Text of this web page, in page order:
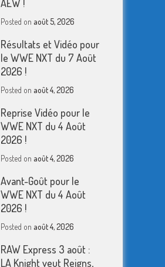
AEW !
Posted on août 5, 2026
Résultats et Vidéo pour
le WWE NXT du 7 Août
2026 !
Posted on août 4, 2026
Reprise Vidéo pour le
WWE NXT du 4 Août
2026 !
Posted on août 4, 2026
Avant-Goût pour le
WWE NXT du 4 Août
2026 !
Posted on août 4, 2026
RAW Express 3 août :
LA Knight veut Reigns,